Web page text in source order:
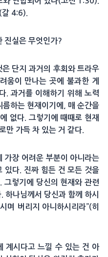
4:6).
진실은 무엇인가?
단지 과거의 후회와 트라우
움이 만나는 곳에 불과한 게
. 과거를 이해하기 위해 노력
하는 현재이기에, 매 순간을
없다. 그렇기에 때때로 현재
만 가득 차 있는 거 같다.
가장 어려운 부분이 아니라는
있다. 진짜 힘든 건 모든 것을
그렇기에 당신의 현재와 관련
하나님께서 당신과 함께 하시
며 버리지 아니하시리라”(히
계시다고 느낄 수 있는 건 아